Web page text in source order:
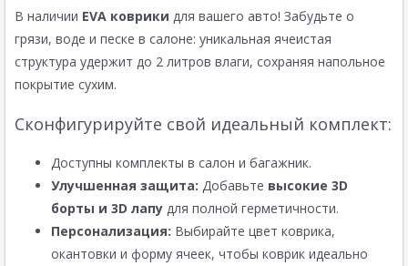
В наличии EVA коврики для вашего авто! Забудьте о
грязи, воде и песке в салоне: уникальная ячеистая
структура удержит до 2 литров влаги, сохраняя напольное
покрытие сухим.
Сконфигурируйте свой идеальный комплект:
Доступны комплекты в салон и багажник.
Улучшенная защита: Добавьте высокие 3D
борты и 3D лапу для полной герметичности.
Персонализация: Выбирайте цвет коврика,
окантовки и форму ячеек, чтобы коврик идеально